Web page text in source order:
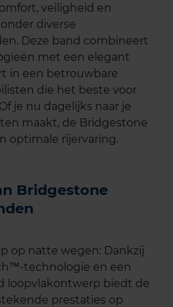
veiligheid en
diverse
Deze band combineert
met een elegant
in een betrouwbare
die het beste voor
je nu dagelijks naar je
maakt, de Bridgestone
optimale rijervaring.
Bridgestone
op natte wegen: Dankzij
technologie en een
loopvlakontwerp biedt de
prestaties op